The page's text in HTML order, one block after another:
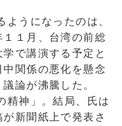
うになったのは、
１月、台湾の前総
で講演する予定と
関係の悪化を懸念
論が沸騰した。
神」。結局、氏は
新聞紙上で発表さ